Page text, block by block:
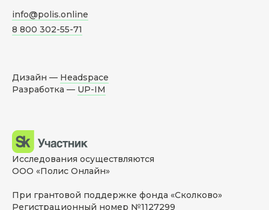
info@polis.online
8 800 302-55-71
Дизайн — Headspace
Разработка — UP-IM
Исследования осуществляются
ООО «Полис Онлайн»
При грантовой поддержке фонда «Сколково»
Регистрационный номер №1127299